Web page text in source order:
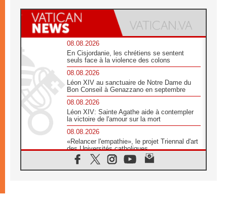
08.08.2026
En Cisjordanie, les chrétiens se sentent
seuls face à la violence des colons
08.08.2026
Léon XIV au sanctuaire de Notre Dame du
Bon Conseil à Genazzano en septembre
08.08.2026
Léon XIV: Sainte Agathe aide à contempler
la victoire de l'amour sur la mort
08.08.2026
«Relancer l'empathie», le projet Triennal d'art
des Universités catholiques
08.08.2026
Signis 2026, donner la parole aux religieuses